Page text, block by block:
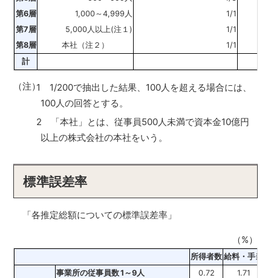
第6層
1,000～4,999人
1/1
第7層
5,000人以上(注１)
1/1
第8層
本社（注２）
1/1
計
（注）1 1/200で抽出した結果、100人を超える場合には、
100人の回答とする。
2 「本社」とは、従事員500人未満で資本金10億円
以上の株式会社の本社をいう。
標準誤差率
「各推定総額についての標準誤差率」
（%）
所得者数 給料・手当
事業所の従事員数1～9人 0.72 1.71